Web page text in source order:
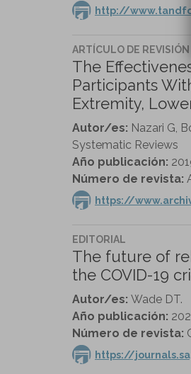
http://
ARTÍCULO DE REVISIÓN
The
Participants
Extremity,
Autor/es: Nazari G,
Systematic Reviews
Año publicación:
Número de revista:
https://
EDITORIAL
The future of
the COVID-19
Autor/es: Wade DT.
Año publicación:
Número de revista:
https://